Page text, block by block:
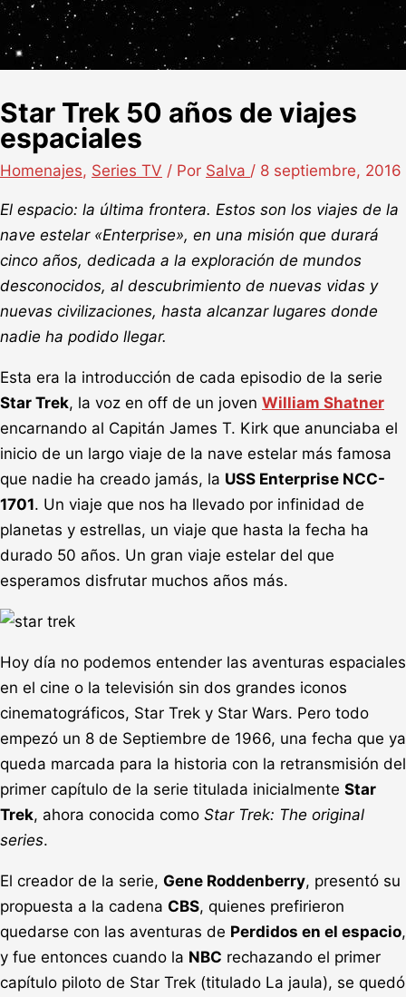
Star Trek 50 años de viajes
espaciales
Homenajes, Series TV / Por Salva / 8 septiembre, 2016
El espacio: la última frontera. Estos son los viajes de la
nave estelar «Enterprise», en una misión que durará
cinco años, dedicada a la exploración de mundos
desconocidos, al descubrimiento de nuevas vidas y
nuevas civilizaciones, hasta alcanzar lugares donde
nadie ha podido llegar.
Esta era la introducción de cada episodio de la serie
Star Trek, la voz en off de un joven William Shatner
encarnando al Capitán James T. Kirk que anunciaba el
inicio de un largo viaje de la nave estelar más famosa
que nadie ha creado jamás, la USS Enterprise NCC-
1701. Un viaje que nos ha llevado por infinidad de
planetas y estrellas, un viaje que hasta la fecha ha
durado 50 años. Un gran viaje estelar del que
esperamos disfrutar muchos años más.
Hoy día no podemos entender las aventuras espaciales
en el cine o la televisión sin dos grandes iconos
cinematográficos, Star Trek y Star Wars. Pero todo
empezó un 8 de Septiembre de 1966, una fecha que ya
queda marcada para la historia con la retransmisión del
primer capítulo de la serie titulada inicialmente Star
Trek, ahora conocida como Star Trek: The original
series.
El creador de la serie, Gene Roddenberry, presentó su
propuesta a la cadena CBS, quienes prefirieron
quedarse con las aventuras de Perdidos en el espacio,
y fue entonces cuando la NBC rechazando el primer
capítulo piloto de Star Trek (titulado La jaula), se quedó